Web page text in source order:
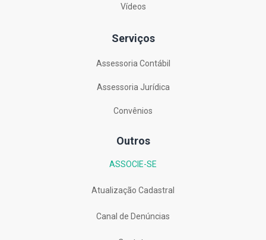
Vídeos
Serviços
Assessoria Contábil
Assessoria Jurídica
Convênios
Outros
ASSOCIE-SE
Atualização Cadastral
Canal de Denúncias